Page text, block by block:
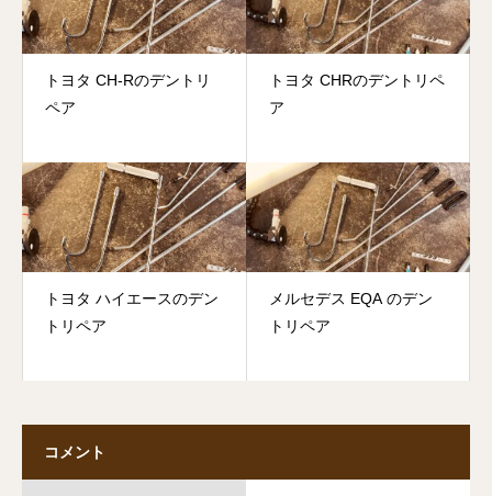
トヨタ CH-Rのデントリ
ペア
トヨタ CHRのデントリペ
ア
トヨタ ハイエースのデン
トリペア
メルセデス EQA のデン
トリペア
コメント